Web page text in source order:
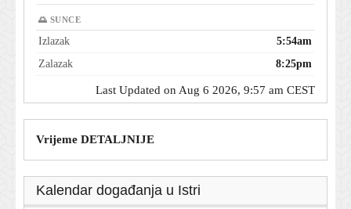
🌅 SUNCE
Izlazak
5:54am
Zalazak
8:25pm
Last Updated on Aug 6 2026, 9:57 am CEST
Vrijeme DETALJNIJE
Kalendar događanja u Istri